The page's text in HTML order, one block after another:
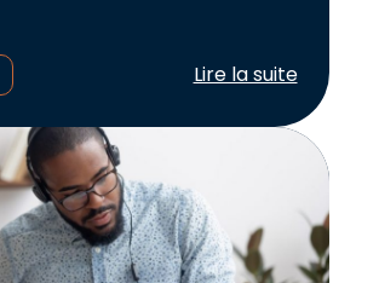
Lire l'article :
Lire la suite